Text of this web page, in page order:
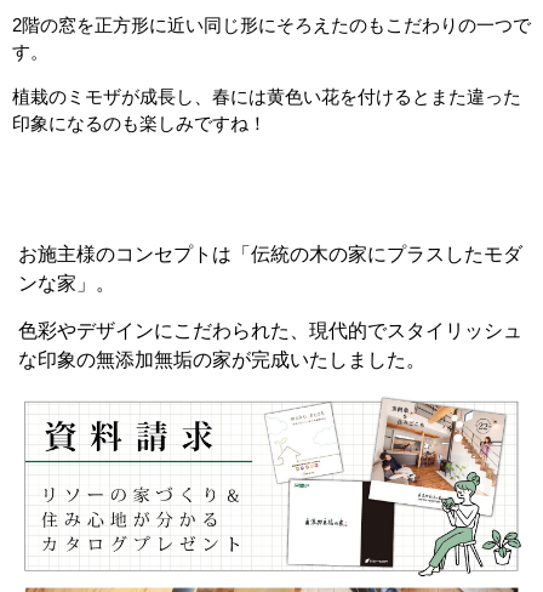
2階の窓を正方形に近い同じ形にそろえたのもこだわりの一つで
す。
植栽のミモザが成長し、春には黄色い花を付けるとまた違った
印象になるのも楽しみですね！
お施主様のコンセプトは「伝統の木の家にプラスしたモダ
ンな家」。
色彩やデザインにこだわられた、現代的でスタイリッシュ
な印象の無添加無垢の家が完成いたしました。